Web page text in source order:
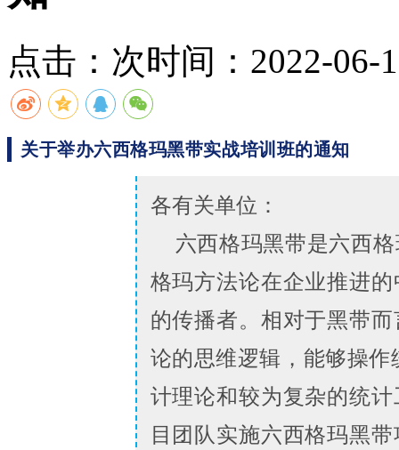
点击： 次时间：2022-06-
关于举办六西格玛黑带实战培训班的通知
各有关单位：
六西格玛黑带是六西
格玛方法论在企业推进
的传播者。相对于黑带
论的思维逻辑，能够操
计理论和较为复杂的统
目团队实施六西格玛黑